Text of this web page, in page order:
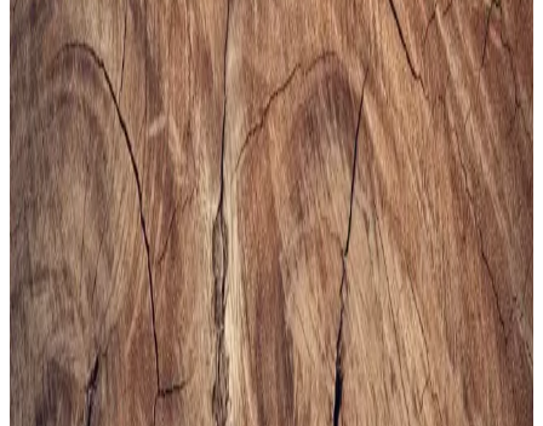
Erkekler İçin Fonksiyonel ve Kompakt Sling ve
Çapraz Çanta Modelleri ve Seçim Kriterleri
Erkekler için telefon, cüzdan ve eşyaları rahat taşıyan fonksiyonel
sling ve çapraz çantalar, farklı markalar ve modellerle kullanım
kolaylığı sunuyor. Seçim kriterleri detaylıca inceleniyor.
Altınyılz<dı>z Classics Erkek Lacivert Rugan
Kemer İnceleme ve Detaylar
Altınyılz<dı>z Classics'in lacivert rugan erkek kemeri, şık tasarımı
ve yüksek kaliteli yüzeyiyle öne çıkar. Parlak yüzeyi ve modern
görünümüyle resmi ve özel günlerde tercih edilir, dikkat çekici bir
aksesuar sunar.
Bej Erkek Spor Ayakkabıları: Şıklık ve Konforun
Bir Arada Sunulduğu Modeller